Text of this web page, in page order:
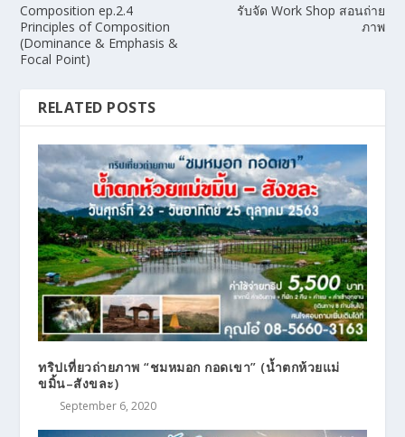
Composition ep.2.4
Principles of Composition
(Dominance & Emphasis &
Focal Point)
รับจัด Work Shop สอนถ่าย
ภาพ
RELATED POSTS
ทริปเที่ยวถ่ายภาพ “ชมหมอก กอดเขา” (น้ำตกห้วยแม่
ขมิ้น–สังขละ)
September 6, 2020